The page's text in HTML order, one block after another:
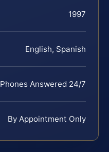
1997
English, Spanish
Phones Answered 24/7
By Appointment Only